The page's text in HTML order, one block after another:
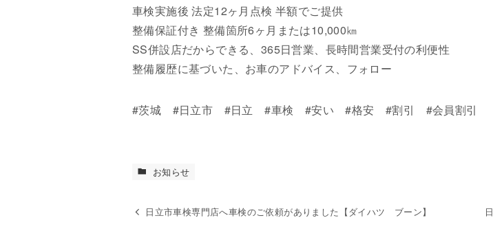
車検実施後 法定12ヶ月点検 半額でご提供
整備保証付き 整備箇所6ヶ月または10,000㎞
SS併設店だからできる、365日営業、長時間営業受付の利便性
整備履歴に基づいた、お車のアドバイス、フォロー
#茨城 #日立市 #日立 #車検 #安い #格安 #割引 #会員割引
お知らせ
日立市車検専門店へ車検のご依頼がありました【ダイハツ ブーン】